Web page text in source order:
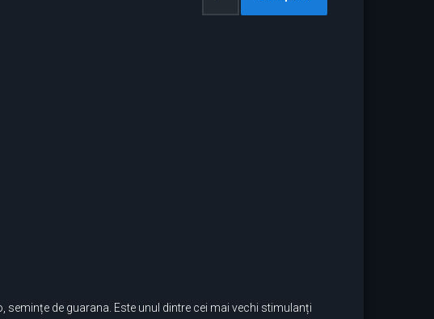
semințe de guarana. Este unul dintre cei mai vechi stimulanți